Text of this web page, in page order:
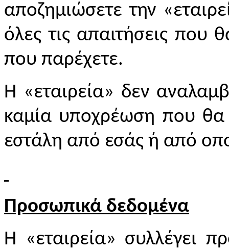
αποζημιώσετε την
όλες τις απαιτήσεις
που παρέχετε.
Η «εταιρεία» δεν
καμία υποχρέωση που
εστάλη από εσάς ή από
Προσωπικά δεδομένα
Η «εταιρεία» συλλέγει